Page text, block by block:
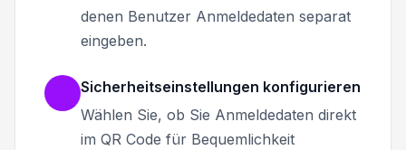
denen Benutzer Anmeldedaten separat
eingeben.
Sicherheitseinstellungen konfigurieren
Wählen Sie, ob Sie Anmeldedaten direkt
im QR Code für Bequemlichkeit